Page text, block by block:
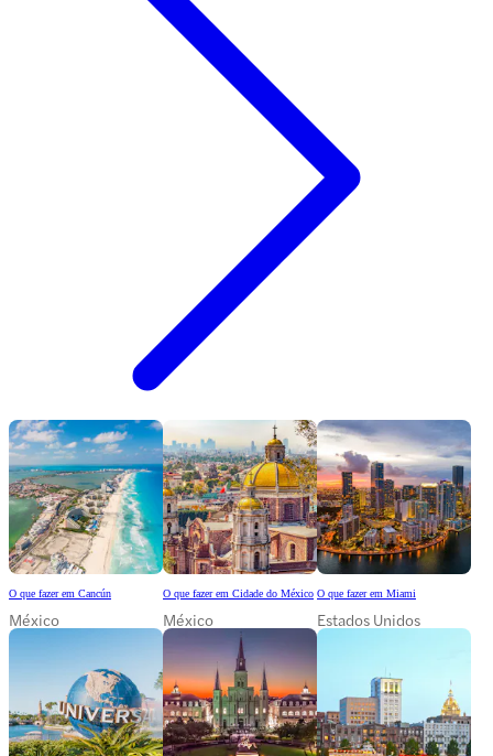
O que fazer em Cancún
México
O que fazer em Cidade do México
México
O que fazer em Miami
Estados Unidos